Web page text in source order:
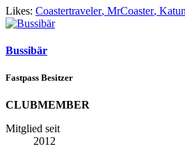
Likes: Coastertraveler, MrCoaster,
Bussibär
Fastpass Besitzer
CLUBMEMBER
Mitglied seit
2012